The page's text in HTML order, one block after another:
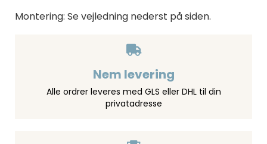
Montering: Se vejledning nederst på siden.
Nem levering
Alle ordrer leveres med GLS eller DHL til din
privatadresse